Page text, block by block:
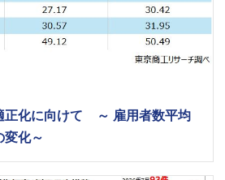
正化に向けて ～ 雇用者数平均
変化～